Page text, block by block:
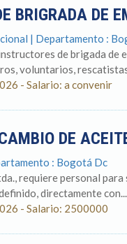
BRIGRADA DE
| Departamento :
de brigada
voluntarios,
- Salario: a convenir
DE
: Bogotá Dc
requiere personal
directamente con...
- Salario: 2500000